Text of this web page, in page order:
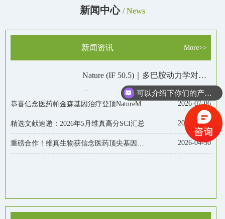
新闻中心 / News
新闻资讯 More>>
Nature (IF 50.5)｜多巴胺动力学对于运动非必需但促进奖励反应
2026-07-06
精选文献速递：2026年5月维真高分SCI汇总 2026-06-24
2026-04-30
可以介绍下你们的产品么？